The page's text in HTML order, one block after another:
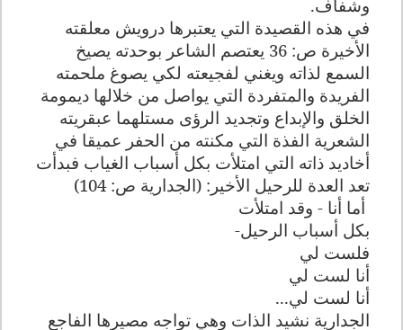
وشفاف.
في هذه القصيدة التي يعتبرها درويش معلقته
الأخيرة ص: 36 يعتصم الشاعر بوحدته يصيخ
السمع لذاته ويغني لفجيعته لكي يصوغ ملحمته
الفريدة والمتفردة التي يواصل من خلالها ديمومة
الخلق والإبداع وتجديد الرؤى مستلهما عبقريته
الشعرية الفذة التي مكنته من الحفر عميقا في
أخاديد ذاته التي امتلأت بكل أسباب الغياب فبدأت
تعد العدة للرحيل الأخير: (الجدارية ص: 104)
أما أنا - وقد امتلأت
بكل أسباب الرحيل-
فلست لي
أنا لست لي
أنا لست لي...
الجدارية نشيد الذات وهي تواجه مصيرها الفاجع